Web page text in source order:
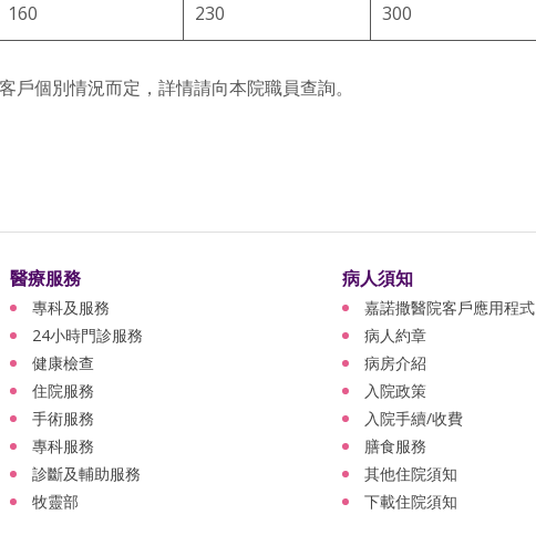
160 230 300
戶個別情況而定，詳情請向本院職員查詢。
醫療服務
專科及服務
24小時門診服務
健康檢查
住院服務
手術服務
專科服務
診斷及輔助服務
牧靈部
病人須知
嘉諾撒醫院客戶應用程式
病人約章
病房介紹
入院政策
入院手續/收費
膳食服務
其他住院須知
下載住院須知